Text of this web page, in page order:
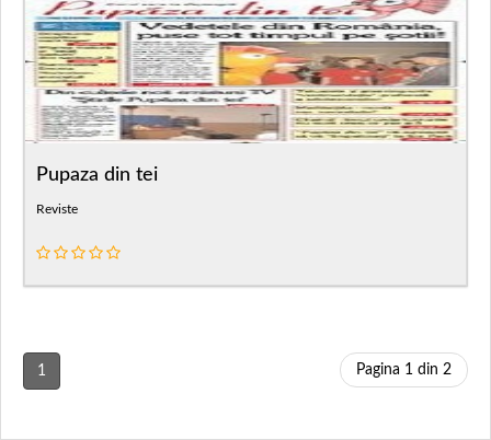
Pupaza din tei
Reviste
1 Pagina 1 din 2